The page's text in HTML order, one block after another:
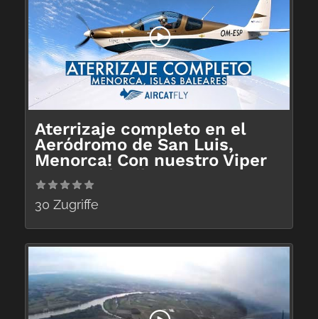
Aterrizaje completo en el
Aeródromo de San Luis,
Menorca! Con nuestro Viper
SD4 en alquiler y venta
30 Zugriffe